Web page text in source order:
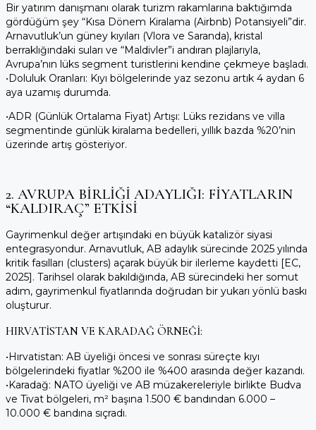
Bir yatırım danışmanı olarak turizm rakamlarına baktığımda
gördüğüm şey “Kısa Dönem Kiralama (Airbnb) Potansiyeli”dir.
Arnavutluk’un güney kıyıları (Vlora ve Saranda), kristal
berraklığındaki suları ve “Maldivler”i andıran plajlarıyla,
Avrupa’nın lüks segment turistlerini kendine çekmeye başladı.
•Doluluk Oranları: Kıyı bölgelerinde yaz sezonu artık 4 aydan 6
aya uzamış durumda.
•ADR (Günlük Ortalama Fiyat) Artışı: Lüks rezidans ve villa
segmentinde günlük kiralama bedelleri, yıllık bazda %20’nin
üzerinde artış gösteriyor.
2. AVRUPA BIRLIĞI ADAYLIĞI: FIYATLARIN
“KALDIRAÇ” ETKISI
Gayrimenkul değer artışındaki en büyük katalizör siyasi
entegrasyondur. Arnavutluk, AB adaylık sürecinde 2025 yılında
kritik fasılları (clusters) açarak büyük bir ilerleme kaydetti [EC,
2025]. Tarihsel olarak bakıldığında, AB sürecindeki her somut
adım, gayrimenkul fiyatlarında doğrudan bir yukarı yönlü baskı
oluşturur.
HIRVATISTAN VE KARADAĞ ÖRNEĞI:
•Hırvatistan: AB üyeliği öncesi ve sonrası süreçte kıyı
bölgelerindeki fiyatlar %200 ile %400 arasında değer kazandı.
•Karadağ: NATO üyeliği ve AB müzakereleriyle birlikte Budva
ve Tivat bölgeleri, m² başına 1.500 € bandından 6.000 –
10.000 € bandına sıçradı.